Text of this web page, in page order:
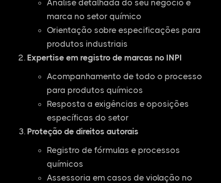
Análise detalhada do seu negócio e
marca no setor químico
Orientação sobre especificações para
produtos industriais
Expertise em registro de marcas no INPI
Acompanhamento de todo o processo
para produtos químicos
Resposta a exigências e oposições
específicas do setor
Proteção de direitos autorais
Registro de fórmulas e processos
químicos
Assessoria em casos de violação no